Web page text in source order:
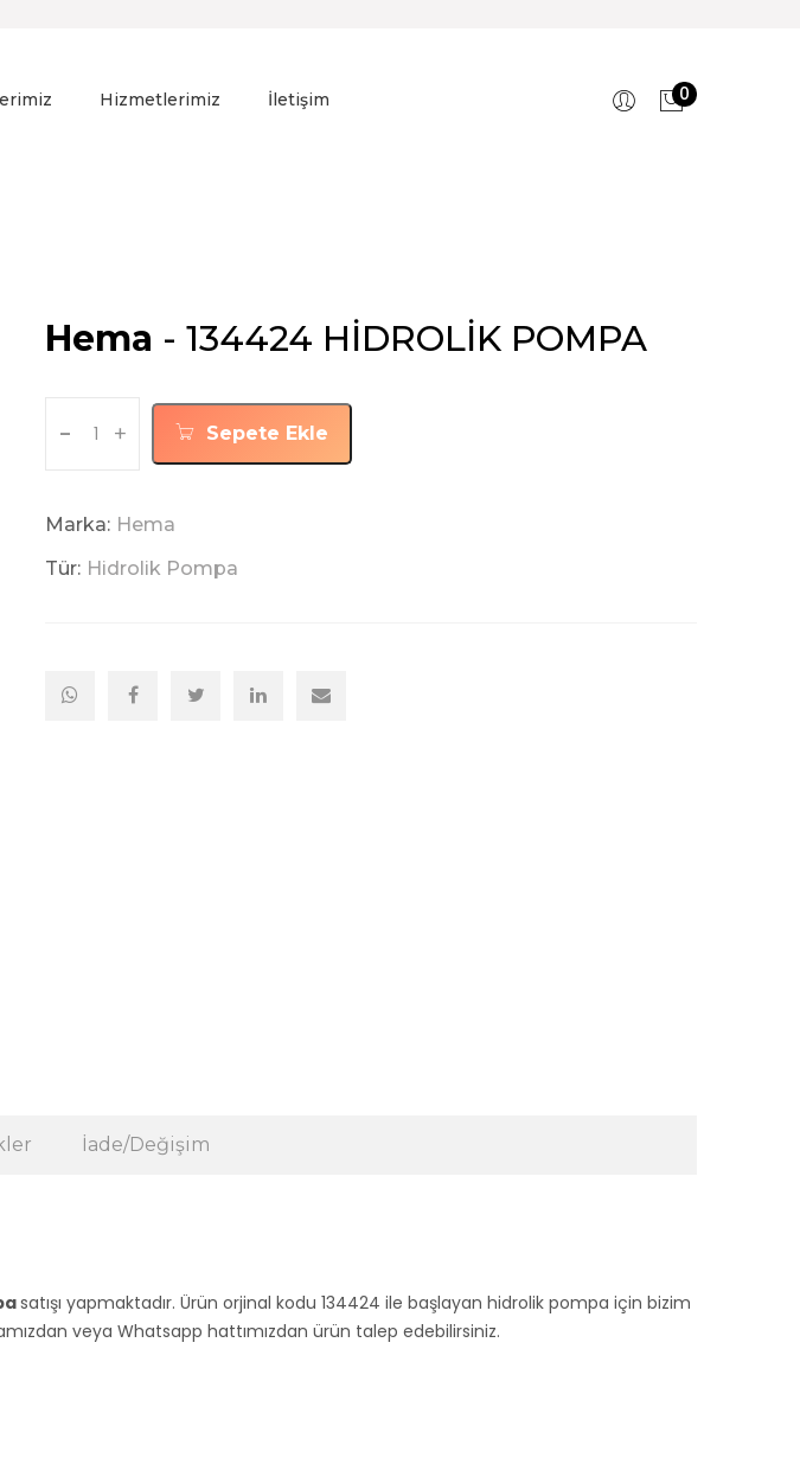
Hizmetlerimiz İletişim 0
Hema - 134424 HİDROLİK POMPA
- + Sepete Ekle
Marka: Hema
Tür: Hidrolik Pompa
İade/Değişim
satışı yapmaktadır. Ürün orjinal kodu 134424 ile başlayan hidrolik pompa için bizim
veya Whatsapp hattımızdan ürün talep edebilirsiniz.